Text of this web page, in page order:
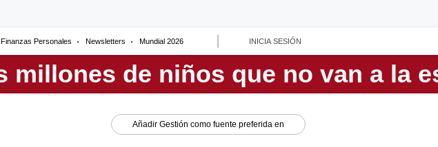
Finanzas Personales Newsletters Mundial 2026 INICIA SESIÓN
Añadir Gestión como fuente preferida en